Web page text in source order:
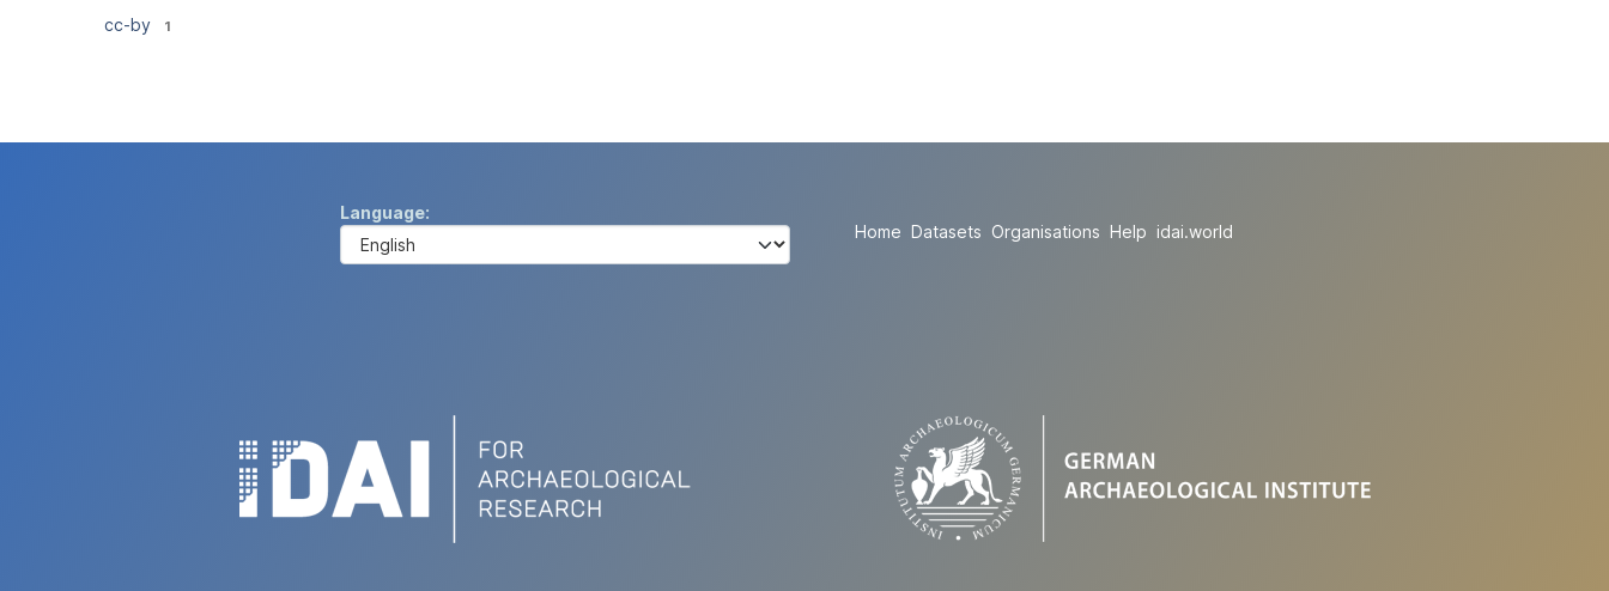
cc-by 1
Language
Home Datasets Organisations Help idai.world